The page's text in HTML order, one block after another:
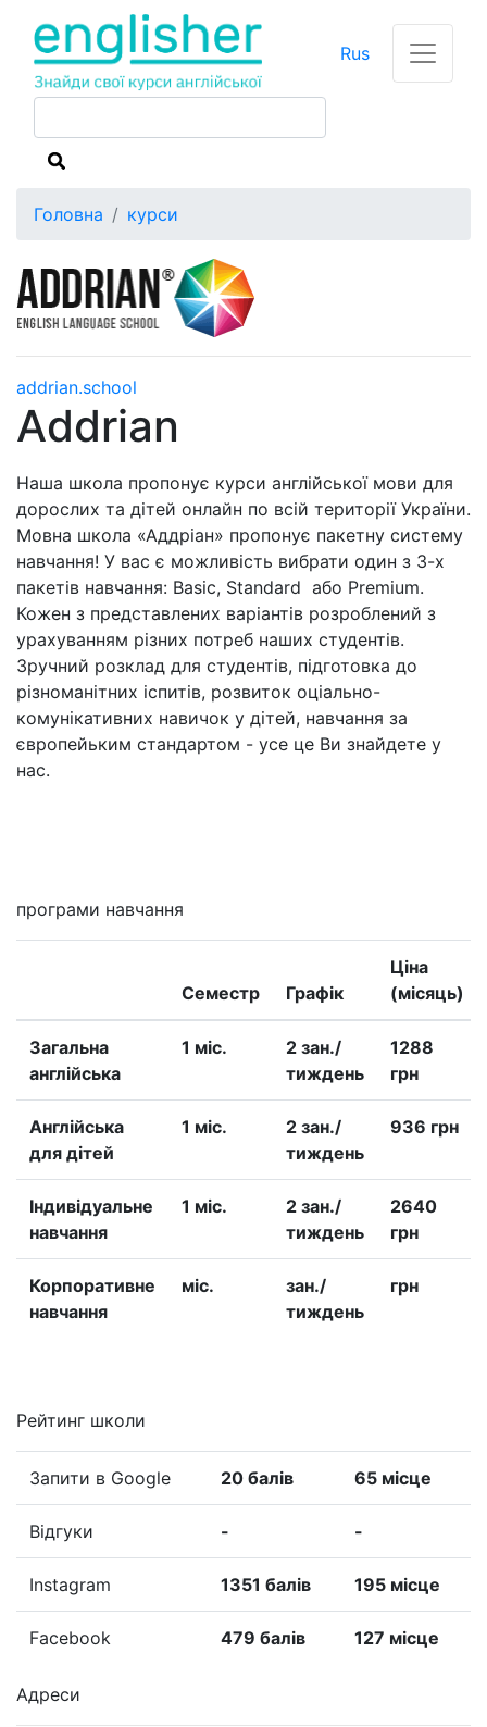
Rus
Головна курси
addrian.school
Addrian
Наша школа пропонує курси англійської мови для
дорослих та дітей онлайн по всій території України.
Мовна школа «Аддріан» пропонує пакетну систему
навчання! У вас є можливість вибрати один з 3-х
пакетів навчання: Basic, Standard або Premium.
Кожен з представлених варіантів розроблений з
урахуванням різних потреб наших студентів.
Зручний розклад для студентів, підготовка до
різноманітних іспитів, розвиток оціально-
комунікативних навичок у дітей, навчання за
європейьким стандартом - усе це Ви знайдете у
нас.
програми навчання
Семестр Графік
Ціна
(місяць)
Загальна
англійська
1 міс.
2 зан./
тиждень
1288
грн
Англійська
для дітей
1 міс.
2 зан./
тиждень
936 грн
Iндивідуальне
навчання
1 міс.
2 зан./
тиждень
2640
грн
Корпоративне
навчання
міс.
зан./
тиждень
грн
Рейтинг школи
Запити в Google 20 балів 65 місце
Відгуки - -
Instagram 1351 балів 195 місце
Facebook 479 балів 127 місце
Адреси